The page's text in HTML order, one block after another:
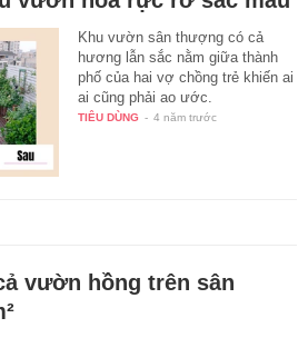
Khu vườn sân thượng có cả
hương lẫn sắc nằm giữa thành
phố của hai vợ chồng trẻ khiến ai
ai cũng phải ao ước.
TIÊU DÙNG - 4 năm trước
vườn hồng trên sân